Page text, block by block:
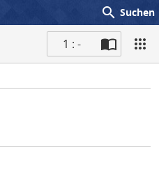
search Suchen
1 : -